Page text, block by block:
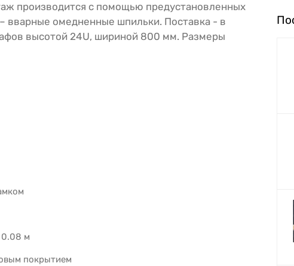
производится с помощью предустановленных
вварные омедненные шпильки. Поставка - в
высотой 24U, шириной 800 мм. Размеры
0.08 м
покрытием